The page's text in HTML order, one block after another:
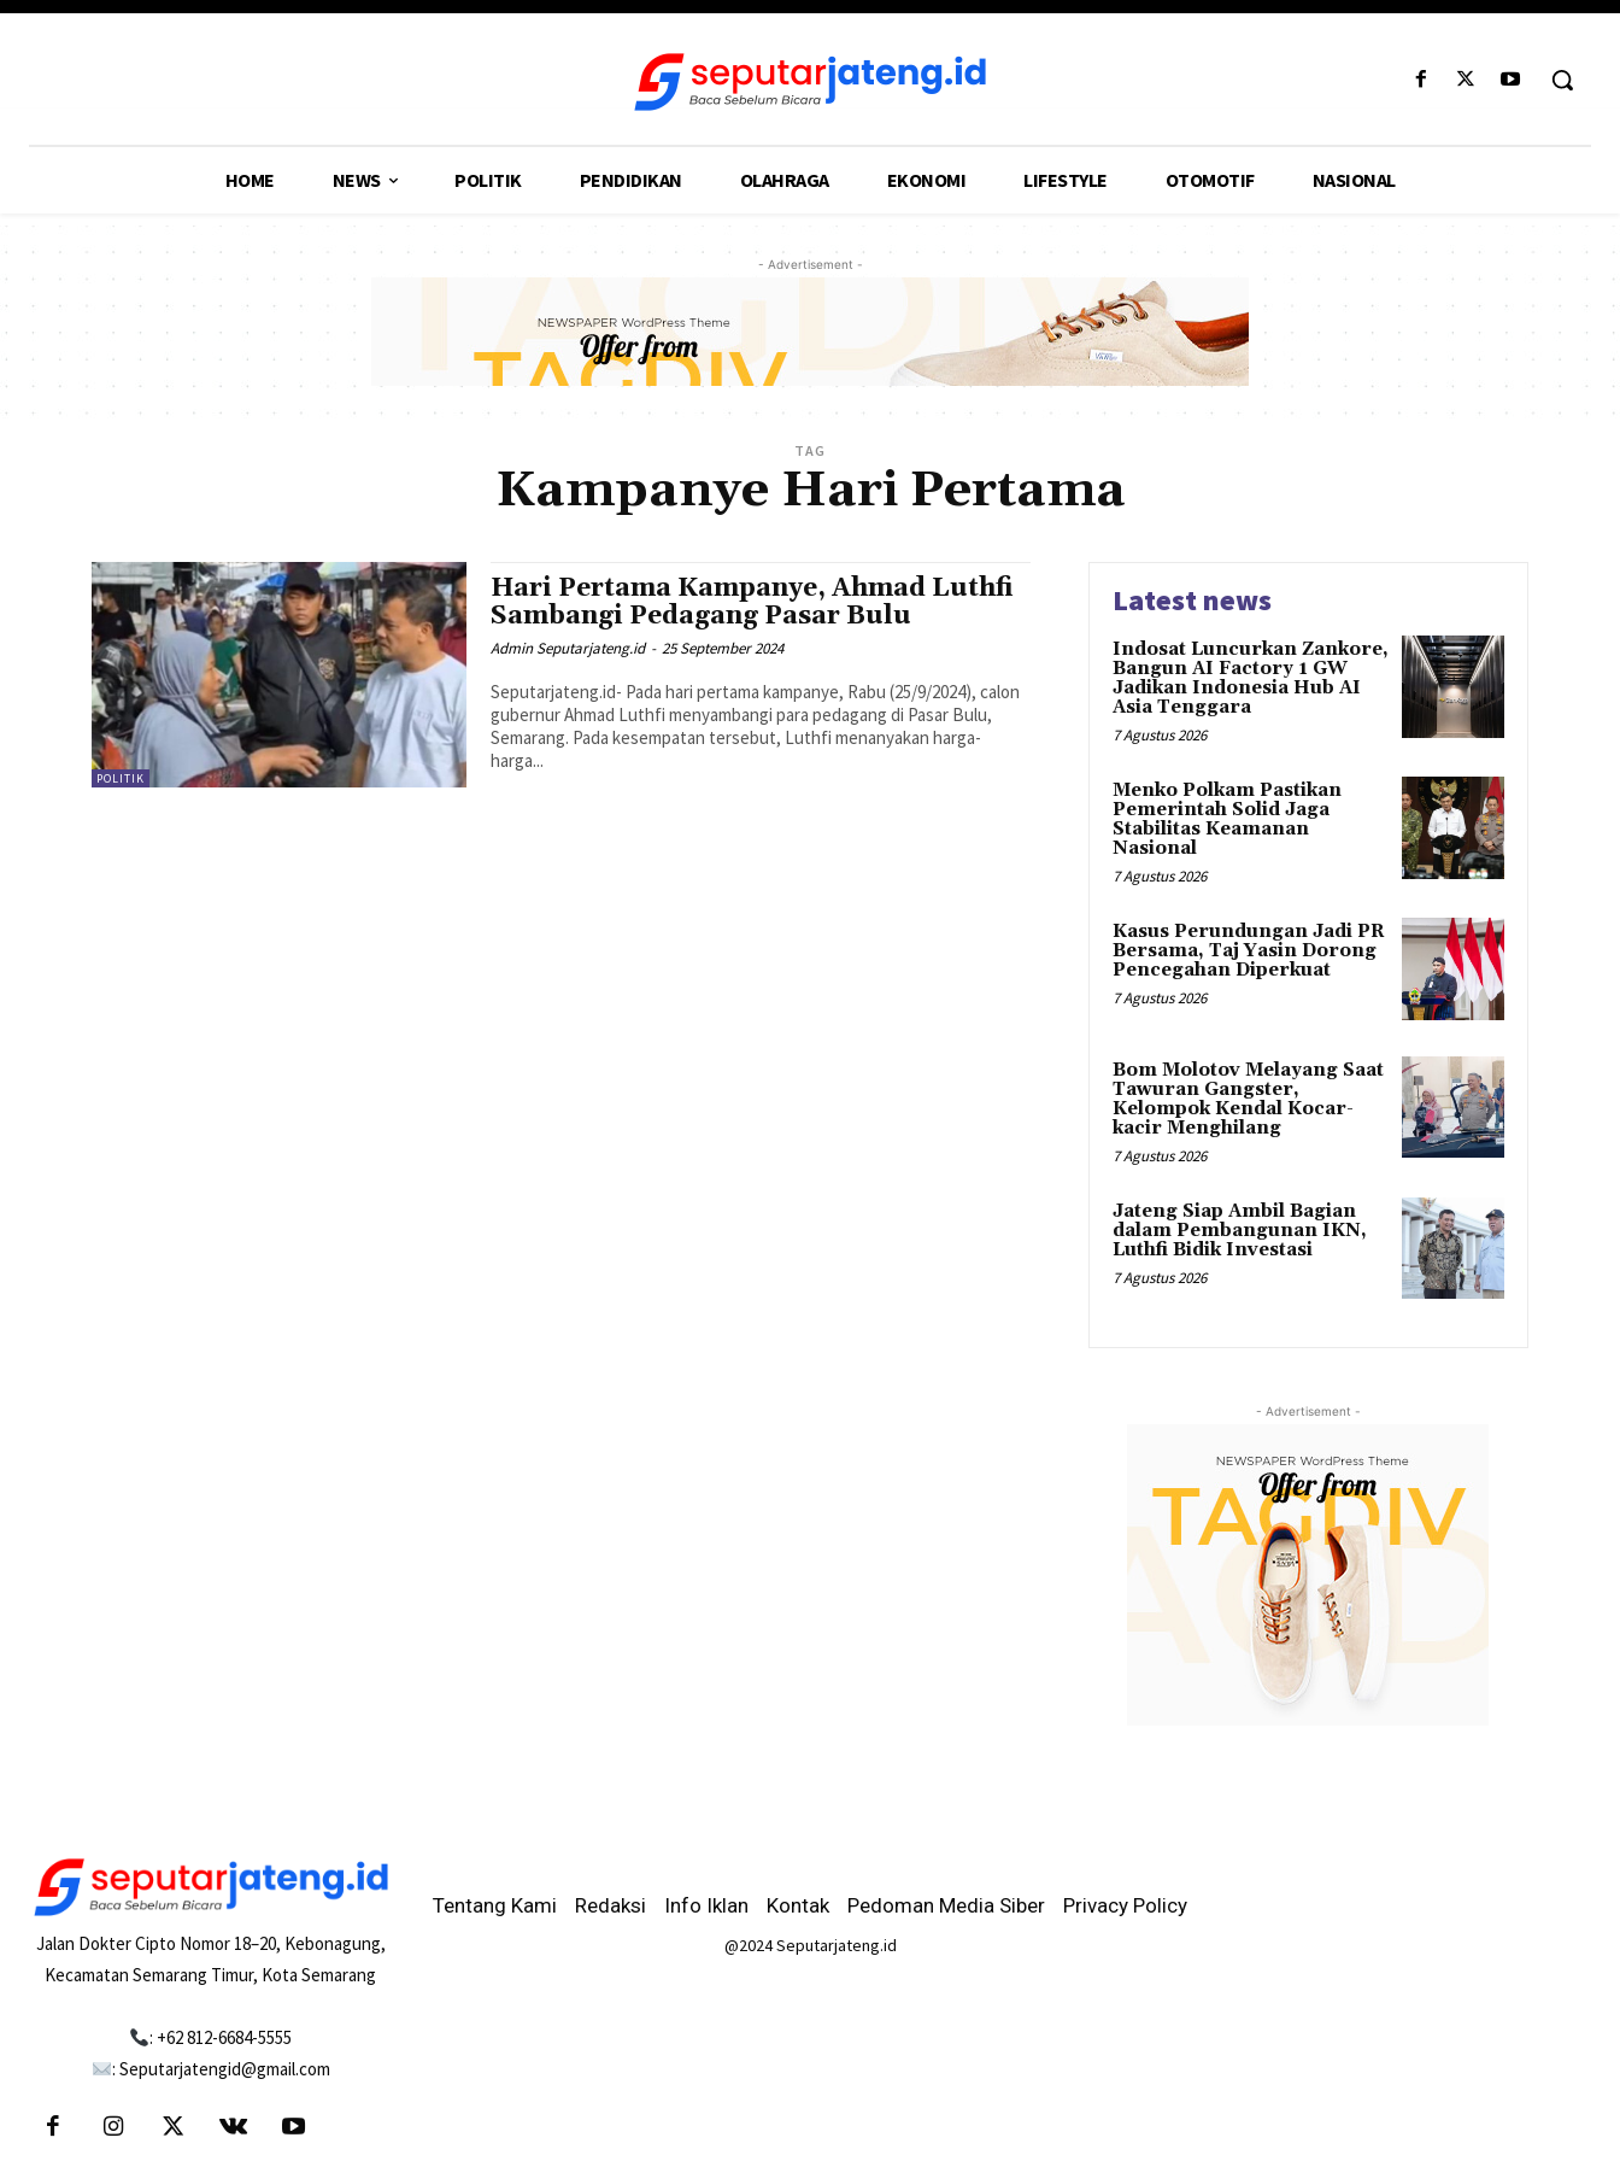
HOME NEWS POLITIK PENDIDIKAN OLAHRAGA EKONOMI LIFESTYLE OTOMOTIF NASIONAL
- Advertisement -
TAG
Kampanye Hari Pertama
POLITIK
Hari Pertama Kampanye, Ahmad Luthfi
Sambangi Pedagang Pasar Bulu
Admin Seputarjateng.id - 25 September 2024
Seputarjateng.id- Pada hari pertama kampanye, Rabu (25/9/2024), calon
gubernur Ahmad Luthfi menyambangi para pedagang di Pasar Bulu,
Semarang. Pada kesempatan tersebut, Luthfi menanyakan harga-
harga...
Latest news
Indosat Luncurkan Zankore,
Bangun AI Factory 1 GW
Jadikan Indonesia Hub AI
Asia Tenggara
7 Agustus 2026
Menko Polkam Pastikan
Pemerintah Solid Jaga
Stabilitas Keamanan
Nasional
7 Agustus 2026
Kasus Perundungan Jadi PR
Bersama, Taj Yasin Dorong
Pencegahan Diperkuat
7 Agustus 2026
Bom Molotov Melayang Saat
Tawuran Gangster,
Kelompok Kendal Kocar-
kacir Menghilang
7 Agustus 2026
Jateng Siap Ambil Bagian
dalam Pembangunan IKN,
Luthfi Bidik Investasi
7 Agustus 2026
- Advertisement -
Jalan Dokter Cipto Nomor 18–20, Kebonagung,
Kecamatan Semarang Timur, Kota Semarang
: +62 812-6684-5555
: Seputarjatengid@gmail.com
Tentang Kami Redaksi Info Iklan Kontak Pedoman Media Siber Privacy Policy
@2024 Seputarjateng.id